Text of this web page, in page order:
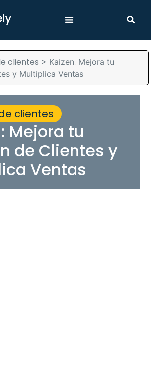
clientes > Kaizen: Mejora tu
y Multiplica Ventas
clientes
Mejora tu
de Clientes y
Ventas